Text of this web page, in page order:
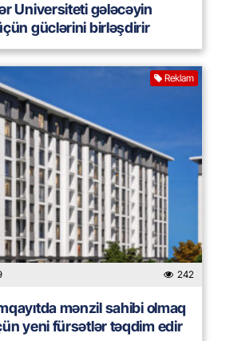
Universiteti gələcəyin
güclərini birləşdirir
Reklam
242
mənzil sahibi olmaq
yeni fürsətlər təqdim edir